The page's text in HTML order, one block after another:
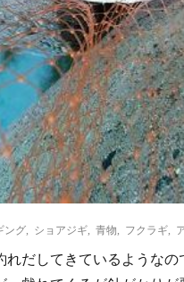
ング ショアジギ 青物 フクラギ
れだしてきているような